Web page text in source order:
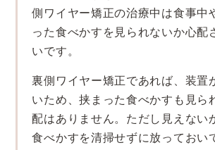
側ワイヤー矯正の治療中は食事中
った食べかすを見られないか心配
いです。
裏側ワイヤー矯正であれば、装置
いため、挟まった食べかすも見ら
配はありません。ただし見えない
食べかすを清掃せずに放っておい